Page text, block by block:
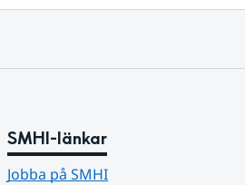
SMHI-länkar
Jobba på SMHI